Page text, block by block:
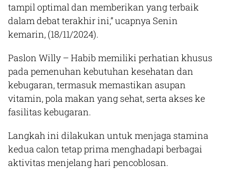
tampil optimal dan memberikan yang terbaik
dalam debat terakhir ini,” ucapnya Senin
kemarin, (18/11/2024).
Paslon Willy – Habib memiliki perhatian khusus
pada pemenuhan kebutuhan kesehatan dan
kebugaran, termasuk memastikan asupan
vitamin, pola makan yang sehat, serta akses ke
fasilitas kebugaran.
Langkah ini dilakukan untuk menjaga stamina
kedua calon tetap prima menghadapi berbagai
aktivitas menjelang hari pencoblosan.